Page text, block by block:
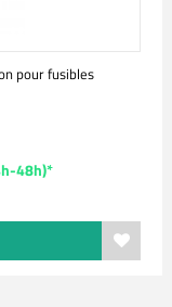
pour fusibles
48h)*